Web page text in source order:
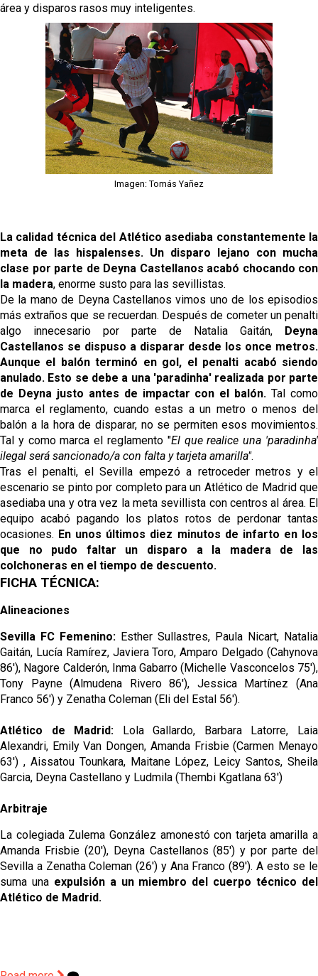
área y disparos rasos muy inteligentes.
Imagen: Tomás Yañez
La calidad técnica del Atlético asediaba constantemente la
meta de las hispalenses. Un disparo lejano con mucha
clase por parte de Deyna Castellanos acabó chocando con
la madera, enorme susto para las sevillistas.
De la mano de Deyna Castellanos vimos uno de los episodios
más extraños que se recuerdan. Después de cometer un penalti
algo innecesario por parte de Natalia Gaitán, Deyna
Castellanos se dispuso a disparar desde los once metros.
Aunque el balón terminó en gol, el penalti acabó siendo
anulado. Esto se debe a una 'paradinha' realizada por parte
de Deyna justo antes de impactar con el balón. Tal como
marca el reglamento, cuando estas a un metro o menos del
balón a la hora de disparar, no se permiten esos movimientos.
Tal y como marca el reglamento "El que realice una 'paradinha'
ilegal será sancionado/a con falta y tarjeta amarilla".
Tras el penalti, el Sevilla empezó a retroceder metros y el
escenario se pinto por completo para un Atlético de Madrid que
asediaba una y otra vez la meta sevillista con centros al área. El
equipo acabó pagando los platos rotos de perdonar tantas
ocasiones. En unos últimos diez minutos de infarto en los
que no pudo faltar un disparo a la madera de las
colchoneras en el tiempo de descuento.
FICHA TÉCNICA:
Alineaciones
Sevilla FC Femenino: Esther Sullastres, Paula Nicart, Natalia
Gaitán, Lucía Ramírez, Javiera Toro, Amparo Delgado (Cahynova
86'), Nagore Calderón, Inma Gabarro (Michelle Vasconcelos 75'),
Tony Payne (Almudena Rivero 86'), Jessica Martínez (Ana
Franco 56') y Zenatha Coleman (Eli del Estal 56').
Atlético de Madrid: Lola Gallardo, Barbara Latorre, Laia
Alexandri, Emily Van Dongen, Amanda Frisbie (Carmen Menayo
63') , Aissatou Tounkara, Maitane López, Leicy Santos, Sheila
Garcia, Deyna Castellano y Ludmila (Thembi Kgatlana 63')
Arbitraje
La colegiada Zulema González amonestó con tarjeta amarilla a
Amanda Frisbie (20'), Deyna Castellanos (85') y por parte del
Sevilla a Zenatha Coleman (26') y Ana Franco (89'). A esto se le
suma una expulsión a un miembro del cuerpo técnico del
Atlético de Madrid.